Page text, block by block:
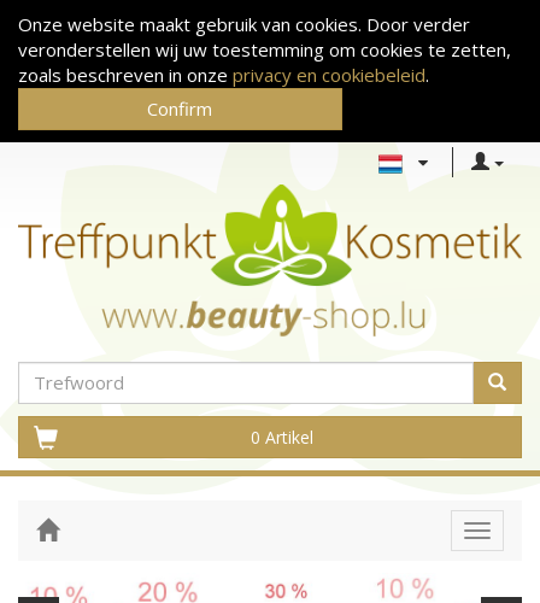
Onze website maakt gebruik van cookies. Door verder
veronderstellen wij uw toestemming om cookies te zetten,
zoals beschreven in onze privacy en cookiebeleid.
Confirm
0 Artikel
Toggle